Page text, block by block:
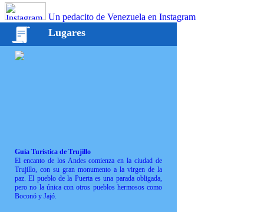
Un pedacito de Venezuela en Instagram
Lugares
Guía Turística de Trujillo
El encanto de los Andes comienza en la ciudad de
Trujillo, con su gran monumento a la virgen de la
paz. El pueblo de la Puerta es una parada obligada,
pero no la única con otros pueblos hermosos como
Boconó y Jajó.